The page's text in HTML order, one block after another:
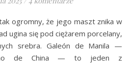
ugina się pod ciężarem porcelany,
srebra. Galeón de Manila —
de China — to jeden z